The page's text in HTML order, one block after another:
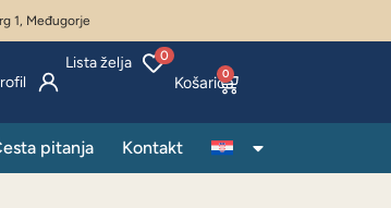
1, Međugorje
Lista želja 0
0
pitanja Kontakt